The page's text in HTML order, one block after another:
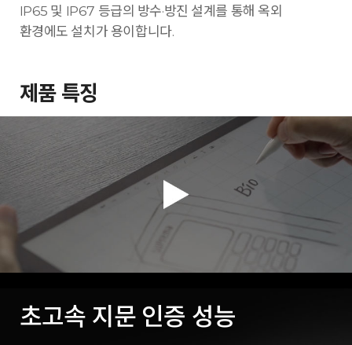
IP65 및 IP67 등급의 방수·방진 설계를 통해 옥외
환경에도 설치가 용이합니다.
제품 특징
초고속 지문 인증 성능